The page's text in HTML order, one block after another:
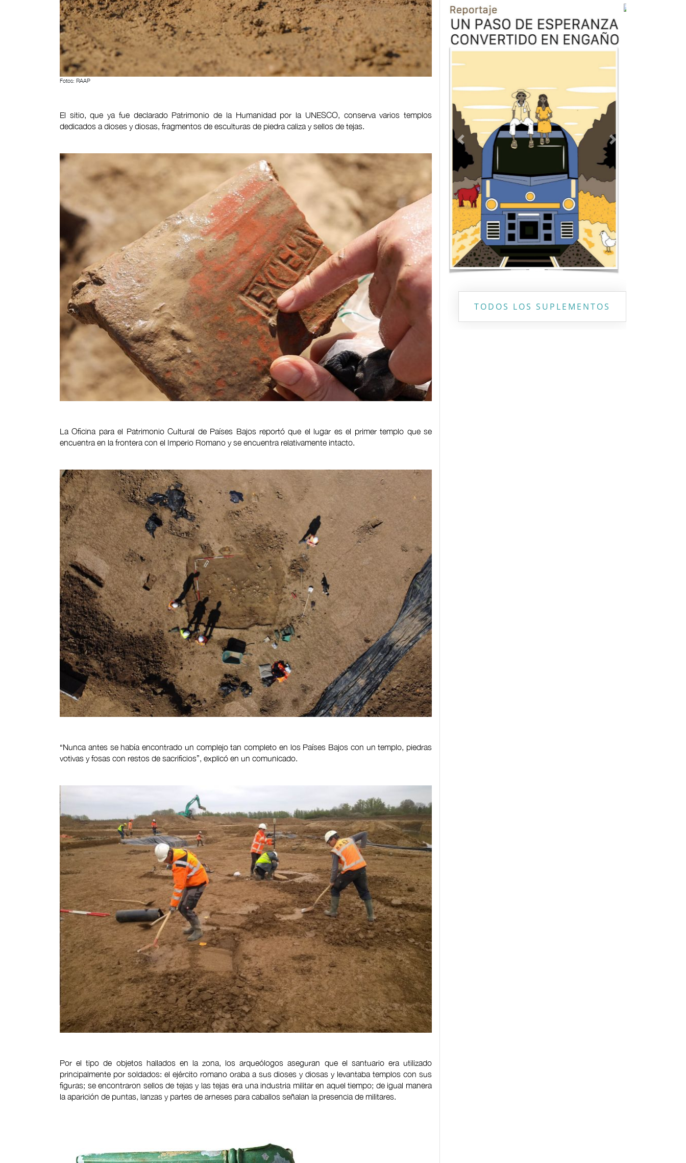
Fotos: RAAP
El sitio, que ya fue declarado Patrimonio de la Humanidad por la UNESCO, conserva varios templos
dedicados a dioses y diosas, fragmentos de esculturas de piedra caliza y sellos de tejas.
La Oficina para el Patrimonio Cultural de Países Bajos reportó que el lugar es el primer templo que se
encuentra en la frontera con el Imperio Romano y se encuentra relativamente intacto.
“Nunca antes se había encontrado un complejo tan completo en los Países Bajos con un templo, piedras
votivas y fosas con restos de sacrificios”, explicó en un comunicado.
Por el tipo de objetos hallados en la zona, los arqueólogos aseguran que el santuario era utilizado
principalmente por soldados: el ejército romano oraba a sus dioses y diosas y levantaba templos con sus
figuras; se encontraron sellos de tejas y las tejas era una industria militar en aquel tiempo; de igual manera
la aparición de puntas, lanzas y partes de arneses para caballos señalan la presencia de militares.
Previous Next
TODOS LOS SUPLEMENTOS